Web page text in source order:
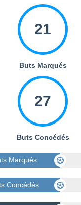
21
Buts Marqués
27
Buts Concédés
Marqués
Concédés